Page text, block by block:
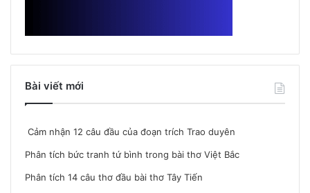
Bài viết mới
Cảm nhận 12 câu đầu của đoạn trích Trao duyên
Phân tích bức tranh tứ bình trong bài thơ Việt Bắc
Phân tích 14 câu thơ đầu bài thơ Tây Tiến